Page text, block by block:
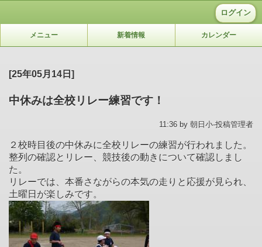
ログイン
メニュー 新着情報 カレンダー
[25年05月14日]
中休みは全校リレー練習です！
11:36 by 朝日小-投稿管理者
２校時目後の中休みに全校リレーの練習が行われました。
整列の確認とリレー、競技後の動きについて確認しまし
た。
リレーでは、本番さながらの本気の走りと応援が見られ、
土曜日が楽しみです。